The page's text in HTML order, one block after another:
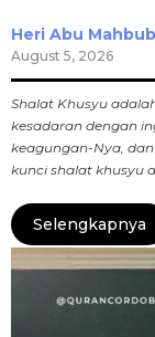
Heri Abu
August 5, 2026
Shalat Khusyu
kesadaran dengan
keagungan-Nya,
kunci shalat khusyu
Selengkapnya